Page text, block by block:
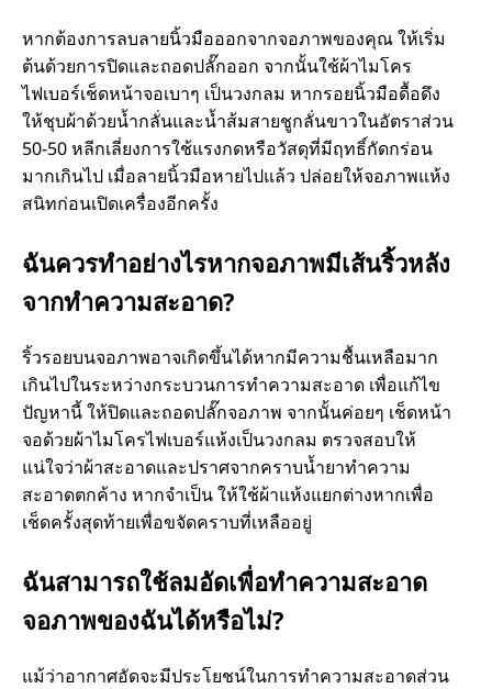
หากต้องการลบลายนิ้วมือออกจากจอภาพของคุณ ให้เริ่ม
ต้นด้วยการปิดและถอดปลั๊กออก จากนั้นใช้ผ้าไมโคร
ไฟเบอร์เช็ดหน้าจอเบาๆ เป็นวงกลม หากรอยนิ้วมือดื้อดึง
ให้ชุบผ้าด้วยน้ำกลั่นและน้ำส้มสายชูกลั่นขาวในอัตราส่วน
50-50 หลีกเลี่ยงการใช้แรงกดหรือวัสดุที่มีฤทธิ์กัดกร่อน
มากเกินไป เมื่อลายนิ้วมือหายไปแล้ว ปล่อยให้จอภาพแห้ง
สนิทก่อนเปิดเครื่องอีกครั้ง
ฉันควรทำอย่างไรหากจอภาพมีเส้นริ้วหลัง
จากทำความสะอาด?
ริ้วรอยบนจอภาพอาจเกิดขึ้นได้หากมีความชื้นเหลือมาก
เกินไปในระหว่างกระบวนการทำความสะอาด เพื่อแก้ไข
ปัญหานี้ ให้ปิดและถอดปลั๊กจอภาพ จากนั้นค่อยๆ เช็ดหน้า
จอด้วยผ้าไมโครไฟเบอร์แห้งเป็นวงกลม ตรวจสอบให้
แน่ใจว่าผ้าสะอาดและปราศจากคราบน้ำยาทำความ
สะอาดตกค้าง หากจำเป็น ให้ใช้ผ้าแห้งแยกต่างหากเพื่อ
เช็ดครั้งสุดท้ายเพื่อขจัดคราบที่เหลืออยู่
ฉันสามารถใช้ลมอัดเพื่อทำความสะอาด
จอภาพของฉันได้หรือไม่?
แม้ว่าอากาศอัดจะมีประโยชน์ในการทำความสะอาดส่วน